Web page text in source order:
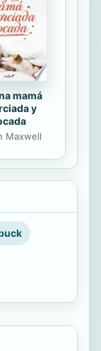
mamá
y
Maxwell